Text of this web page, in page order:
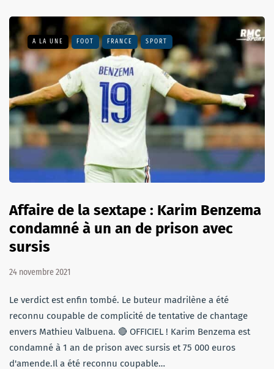
A LA UNE FOOT FRANCE SPORT
Affaire de la sextape : Karim Benzema
condamné à un an de prison avec
sursis
24 novembre 2021
Le verdict est enfin tombé. Le buteur madrilène a été
reconnu coupable de complicité de tentative de chantage
envers Mathieu Valbuena. 🔴 OFFICIEL ! Karim Benzema est
condamné à 1 an de prison avec sursis et 75 000 euros
d'amende.Il a été reconnu coupable…